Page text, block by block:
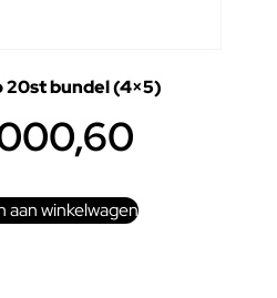
20st bundel (4×5)
aan winkelwagen